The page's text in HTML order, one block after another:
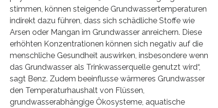
stimmen, können steigende Grundwassertemperaturen
indirekt dazu führen, dass sich schädliche Stoffe wie
Arsen oder Mangan im Grundwasser anreichern. Diese
erhöhten Konzentrationen können sich negativ auf die
menschliche Gesundheit auswirken, insbesondere wenn
das Grundwasser als Trinkwasserquelle genutzt wird“,
sagt Benz. Zudem beeinflusse wärmeres Grundwasser
den Temperaturhaushalt von Flüssen,
grundwasserabhängige Ökosysteme, aquatische